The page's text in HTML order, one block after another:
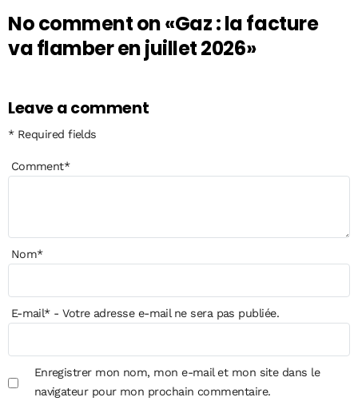
No comment on«Gaz : la facture
va flamber en juillet 2026»
Leave a comment
* Required fields
Comment*
Nom*
E-mail*- Votre adresse e-mail ne sera pas publiée.
Enregistrer mon nom, mon e-mail et mon site dans le
navigateur pour mon prochain commentaire.